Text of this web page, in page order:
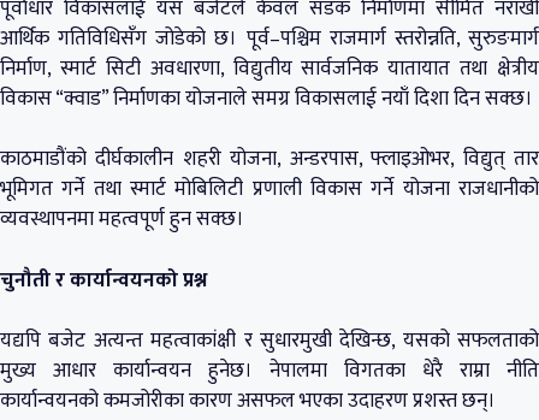
पूर्वाधार विकासलाई यस बजेटले केवल सडक निर्माणमा सीमित नराखी
आर्थिक गतिविधिसँग जोडेको छ। पूर्व–पश्चिम राजमार्ग स्तरोन्नति, सुरुङमार्ग
निर्माण, स्मार्ट सिटी अवधारणा, विद्युतीय सार्वजनिक यातायात तथा क्षेत्रीय
विकास “क्वाड” निर्माणका योजनाले समग्र विकासलाई नयाँ दिशा दिन सक्छ।
काठमाडौंको दीर्घकालीन शहरी योजना, अन्डरपास, फ्लाइओभर, विद्युत् तार
भूमिगत गर्ने तथा स्मार्ट मोबिलिटी प्रणाली विकास गर्ने योजना राजधानीको
व्यवस्थापनमा महत्वपूर्ण हुन सक्छ।
चुनौती र कार्यान्वयनको प्रश्न
यद्यपि बजेट अत्यन्त महत्वाकांक्षी र सुधारमुखी देखिन्छ, यसको सफलताको
मुख्य आधार कार्यान्वयन हुनेछ। नेपालमा विगतका धेरै राम्रा नीति
कार्यान्वयनको कमजोरीका कारण असफल भएका उदाहरण प्रशस्त छन्।